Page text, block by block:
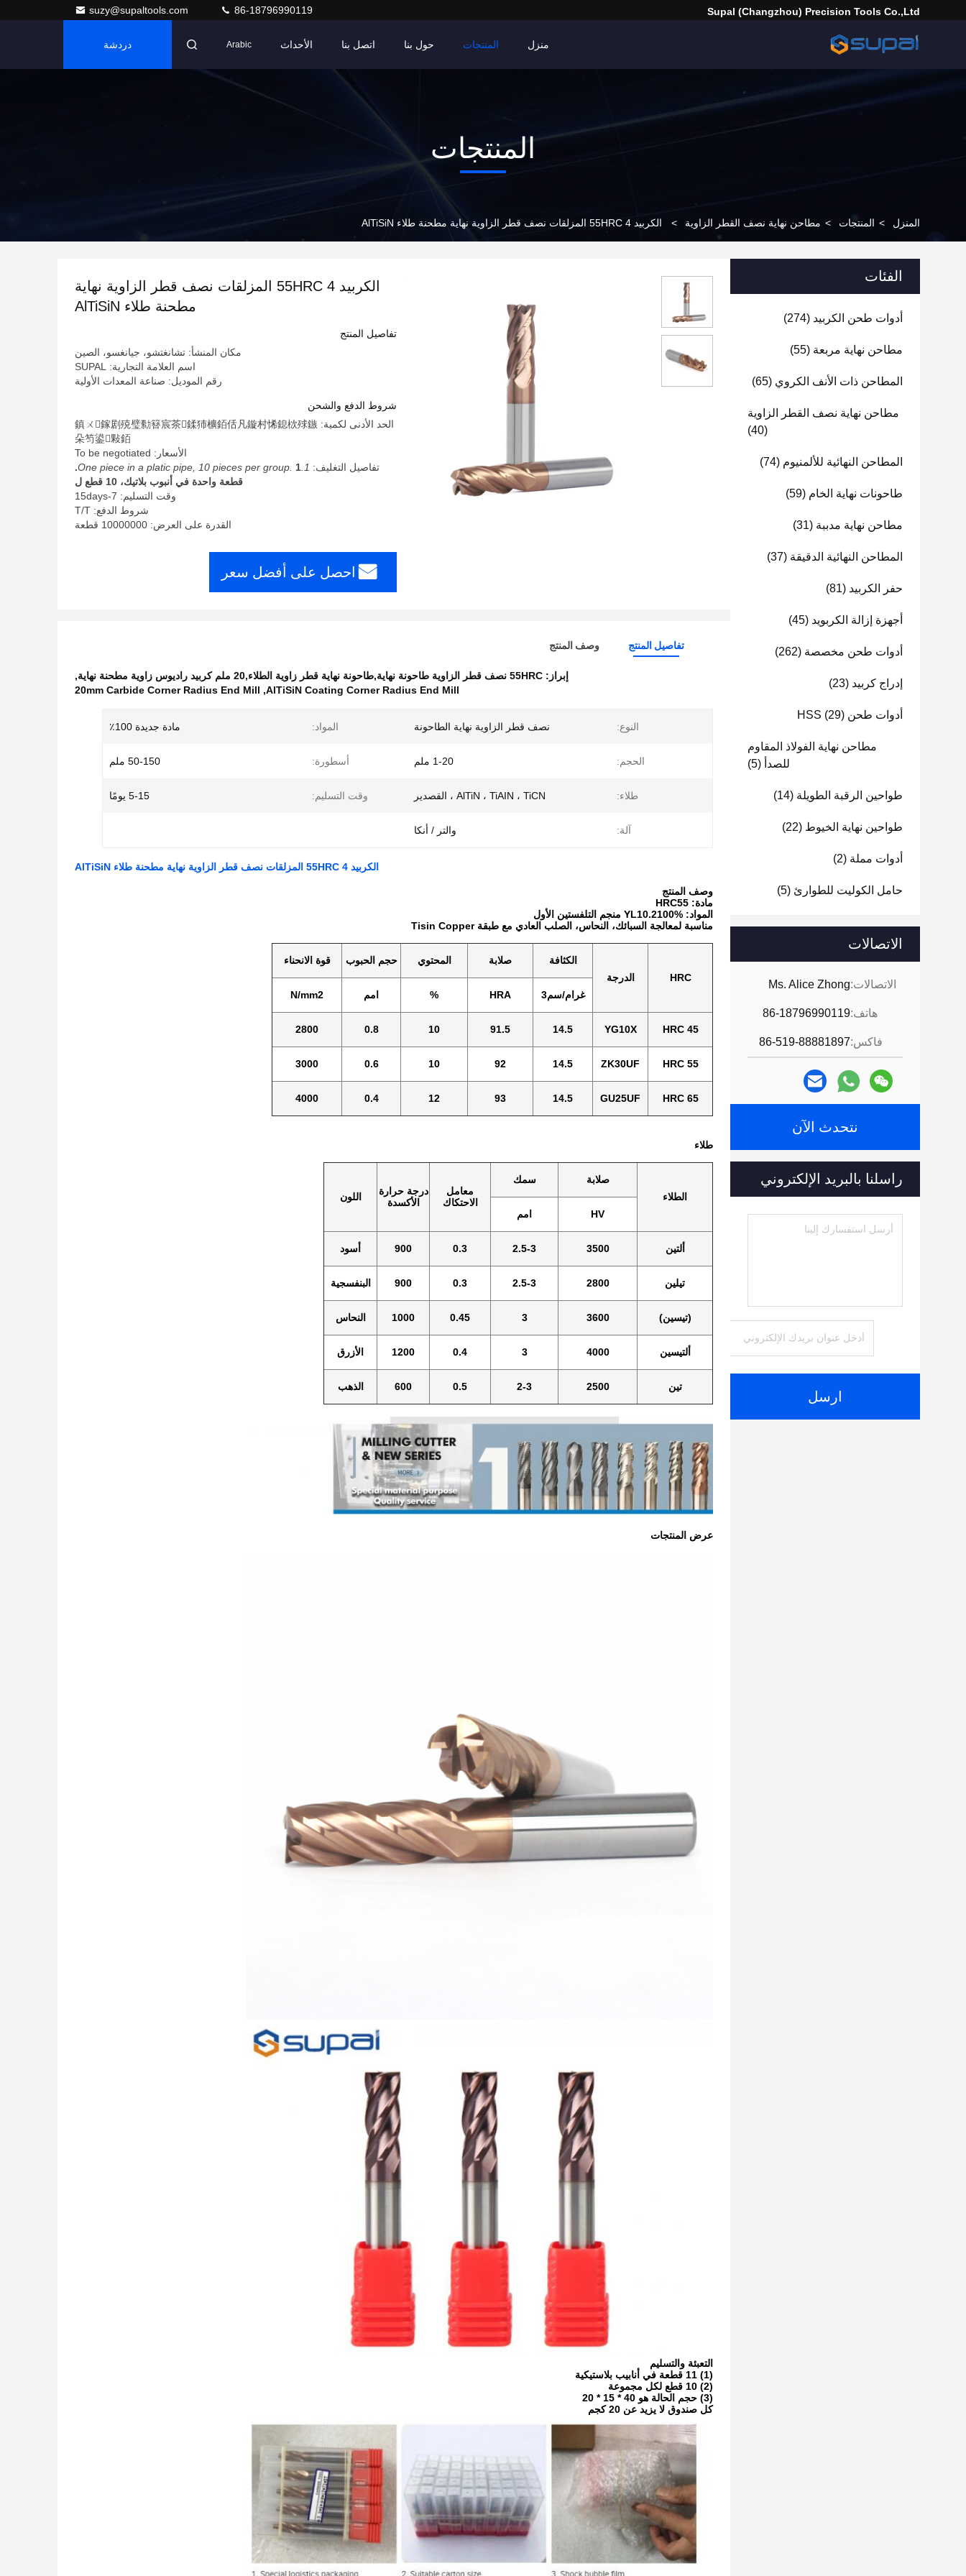
Supal (Changzhou) Precision Tools Co.,Ltd
suzy@supaltools.com 86-18796990119
منزل المنتجات حول بنا اتصل بنا الأحداث Arabic دردشة
المنتجات
المنزل > المنتجات > مطاحن نهاية نصف القطر الزاوية > الكربيد 55HRC 4 المزلقات نصف قطر الزاوية نهاية مطحنة طلاء AlTiSiN
الفئات
أدوات طحن الكربيد (274)
مطاحن نهاية مربعة (55)
المطاحن ذات الأنف الكروي (65)
مطاحن نهاية نصف القطر الزاوية
(40)
المطاحن النهائية للألمنيوم (74)
طاحونات نهاية الخام (59)
مطاحن نهاية مدببة (31)
المطاحن النهائية الدقيقة (37)
حفر الكربيد (81)
أجهزة إزالة الكربويد (45)
أدوات طحن مخصصة (262)
إدراج كربيد (23)
أدوات طحن HSS (29)
مطاحن نهاية الفولاذ المقاوم
للصدأ (5)
طواحين الرقبة الطويلة (14)
طواحين نهاية الخيوط (22)
أدوات مملة (2)
حامل الكوليت للطوارئ (5)
الاتصالات
الاتصالات:Ms. Alice Zhong
هاتف:86-18796990119
فاكس:86-519-88881897
نتحدث الآن
راسلنا بالبريد الإلكتروني
ارسل
الكربيد 55HRC 4 المزلقات نصف قطر الزاوية نهاية
مطحنة طلاء AlTiSiN
تفاصيل المنتج
مكان المنشأ: تشانغتشو، جيانغسو، الصين
اسم العلامة التجارية: SUPAL
رقم الموديل: صناعة المعدات الأولية
شروط الدفع والشحن
الحد الأدنى لكمية: 鎮ㄨ鎵剧殑璧勬簮宸茶鍒犻櫎銆佸凡鏇村悕鎴栨殏鏃
朵笉鍙敤銆
الأسعار: To be negotiated
تفاصيل التغليف: 1.One piece in a platic pipe, 10 pieces per group.
1.
قطعة واحدة في أنبوب بلاتيك، 10 قطع ل
وقت التسليم: 7-15days
شروط الدفع: T/T
القدرة على العرض: 10000000 قطعة
احصل على أفضل سعر
تفاصيل المنتج وصف المنتج
إبراز: 55HRC نصف قطر الزاوية طاحونة نهاية,طاحونة نهاية قطر زاوية الطلاء,20 ملم كربيد راديوس زاوية مطحنة نهاية
,
AlTiSiN Coating Corner Radius End Mill
,
20mm Carbide Corner Radius End Mill
النوع: نصف قطر الزاوية نهاية الطاحونة المواد: مادة جديدة 100٪
الحجم: 1-20 ملم أسطورة: 50-150 ملم
طلاء: AlTiN ، TiAIN ، TiCN ، القصدير وقت التسليم: 5-15 يومًا
آلة: والتر / أنكا
الكربيد 55HRC 4 المزلقات نصف قطر الزاوية نهاية مطحنة طلاء AlTiSiN
وصف المنتج
مادة: HRC55
المواد: YL10.2100% منجم التلفستين الأول
مناسبة لمعالجة السبائك، النحاس، الصلب العادي مع طبقة Tisin Copper
HRC الدرجة
الكثافة صلابة المحتوي حجم الحبوب قوة الانحناء
غرام/سم3 HRA
% امم N/mm2
45 HRC
YG10X
14.5
91.5
10
0.8
2800
55 HRC
ZK30UF
14.5
92
10
0.6
3000
65 HRC
GU25UF
14.5
93
12
0.4
4000
طلاء
الطلاء
صلابة
سمك
معامل
الاحتكاك
درجة حرارة
الأكسدة
اللون
HV
امم
ألتين 3500
2.5-3
0.3
900 أسود
تيلين 2800
2.5-3
0.3
900 البنفسجية
(تيسين) 3600
3
0.45
1000 النحاس
ألتيسين 4000
3
0.4
1200 الأزرق
تين 2500
2-3
0.5
600 الذهب
عرض المنتجات
التعبئة والتسليم
(1) 11 قطعة في أنابيب بلاستيكية
(2) 10 قطع لكل مجموعة
(3) حجم الحالة هو 40 * 15 * 20
كل صندوق لا يزيد عن 20 كجم